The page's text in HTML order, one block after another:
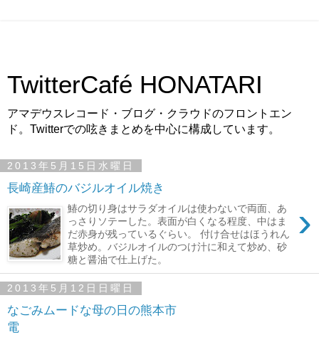
TwitterCafé HONATARI
アマデウスレコード・ブログ・クラウドのフロントエン
ド。Twitterでの呟きまとめを中心に構成しています。
2013年5月15日水曜日
長崎産鰆のバジルオイル焼き
›
鰆の切り身はサラダオイルは使わないで両面、あ
っさりソテーした。表面が白くなる程度、中はま
だ赤身が残っているぐらい。 付け合せはほうれん
草炒め。バジルオイルのつけ汁に和えて炒め、砂
糖と醤油で仕上げた。
2013年5月12日日曜日
なごみムードな母の日の熊本市
電